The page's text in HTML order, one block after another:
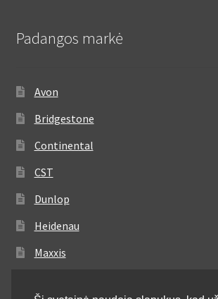
Padangos markė
Avon
Bridgestone
Continental
CST
Dunlop
Heidenau
Maxxis